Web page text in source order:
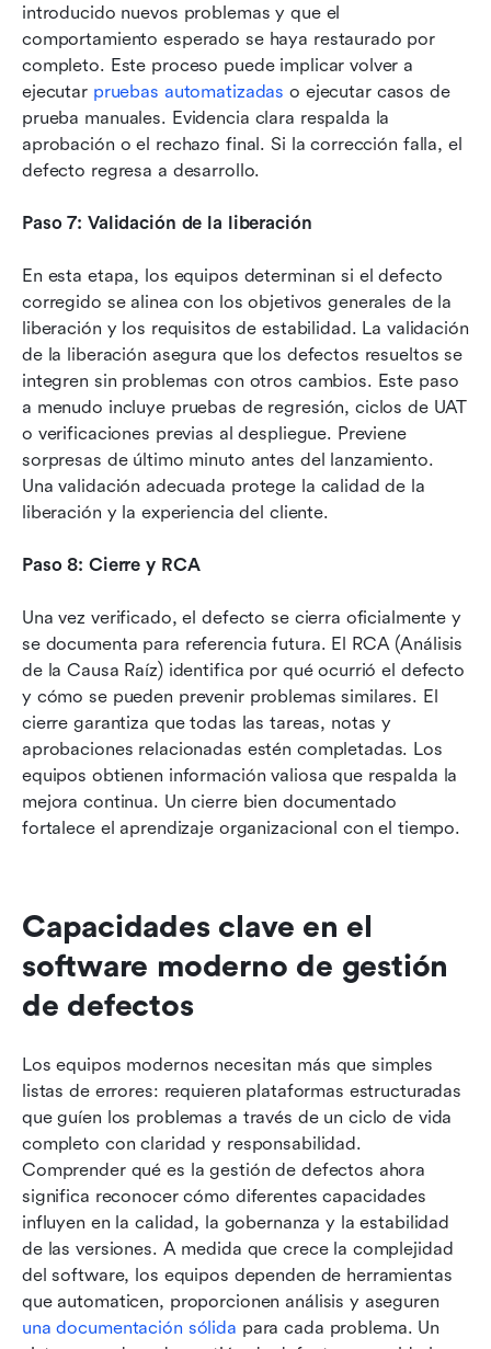
introducido nuevos problemas y que el
comportamiento esperado se haya restaurado por
completo. Este proceso puede implicar volver a
ejecutar pruebas automatizadas o ejecutar casos de
prueba manuales. Evidencia clara respalda la
aprobación o el rechazo final. Si la corrección falla, el
defecto regresa a desarrollo.
Paso 7: Validación de la liberación
En esta etapa, los equipos determinan si el defecto
corregido se alinea con los objetivos generales de la
liberación y los requisitos de estabilidad. La validación
de la liberación asegura que los defectos resueltos se
integren sin problemas con otros cambios. Este paso
a menudo incluye pruebas de regresión, ciclos de UAT
o verificaciones previas al despliegue. Previene
sorpresas de último minuto antes del lanzamiento.
Una validación adecuada protege la calidad de la
liberación y la experiencia del cliente.
Paso 8: Cierre y RCA
Una vez verificado, el defecto se cierra oficialmente y
se documenta para referencia futura. El RCA (Análisis
de la Causa Raíz) identifica por qué ocurrió el defecto
y cómo se pueden prevenir problemas similares. El
cierre garantiza que todas las tareas, notas y
aprobaciones relacionadas estén completadas. Los
equipos obtienen información valiosa que respalda la
mejora continua. Un cierre bien documentado
fortalece el aprendizaje organizacional con el tiempo.
Capacidades clave en el
software moderno de gestión
de defectos
Los equipos modernos necesitan más que simples
listas de errores: requieren plataformas estructuradas
que guíen los problemas a través de un ciclo de vida
completo con claridad y responsabilidad.
Comprender qué es la gestión de defectos ahora
significa reconocer cómo diferentes capacidades
influyen en la calidad, la gobernanza y la estabilidad
de las versiones. A medida que crece la complejidad
del software, los equipos dependen de herramientas
una documentación sólida para cada problema. Un